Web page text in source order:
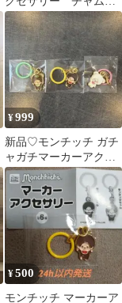
めじるし カプセルト
イ
¥999
新品♡モンチッチ ガチ
ャガチマーカーアクセ
サリー めじるしアクセ
サリー3点セット
¥500
モンチッチ マーカーア